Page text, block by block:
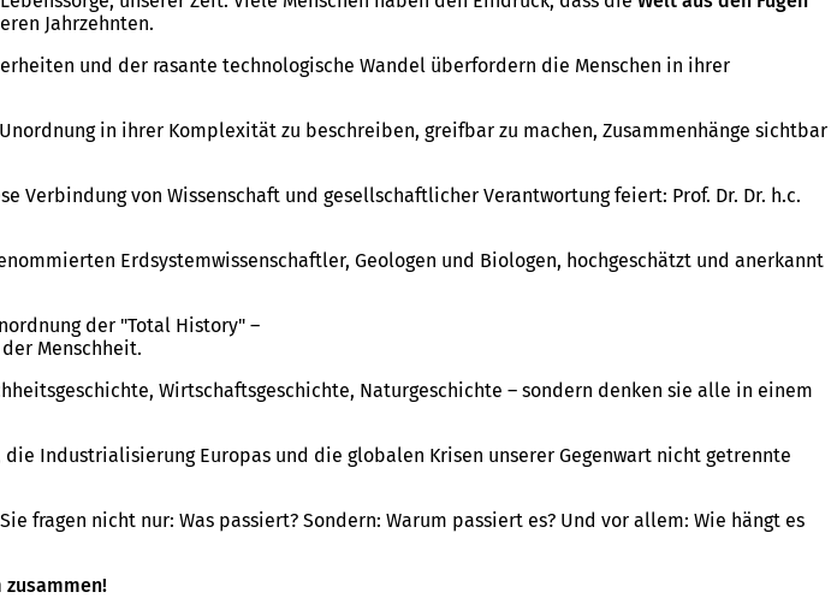
Jahrzehnten.
und der rasante technologische Wandel überfordern die Menschen in ihrer
in ihrer Komplexität zu beschreiben, greifbar zu machen, Zusammenhänge sichtbar
von Wissenschaft und gesellschaftlicher Verantwortung feiert: Prof. Dr. Dr. h.c.
Erdsystemwissenschaftler, Geologen und Biologen, hochgeschätzt und anerkannt
der "Total History" –
Menschheit.
Wirtschaftsgeschichte, Naturgeschichte – sondern denken sie alle in einem
Industrialisierung Europas und die globalen Krisen unserer Gegenwart nicht getrennte
fragen nicht nur: Was passiert? Sondern: Warum passiert es? Und vor allem: Wie hängt es